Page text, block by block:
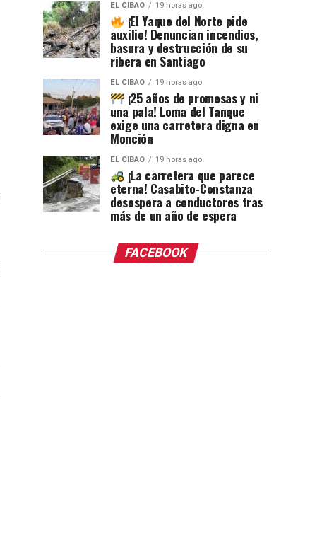
EL CIBAO 19 horas ago
¡El Yaque del Norte pide
auxilio! Denuncian incendios,
basura y destrucción de su
ribera en Santiago
EL CIBAO 19 horas ago
¡25 años de promesas y ni
una pala! Loma del Tanque
exige una carretera digna en
Monción
EL CIBAO 19 horas ago
¡La carretera que parece
eterna! Casabito-Constanza
desespera a conductores tras
más de un año de espera
FACEBOOK